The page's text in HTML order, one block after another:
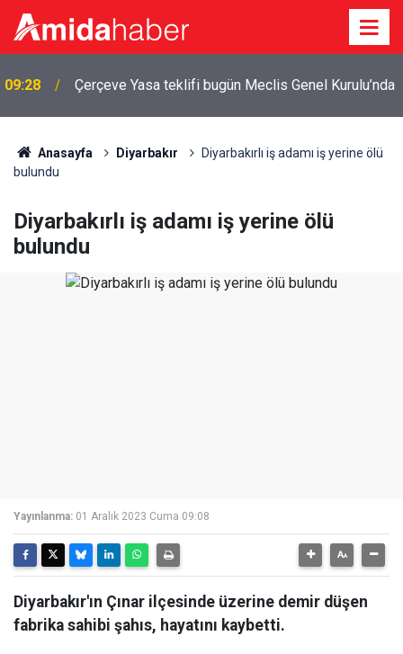
00:03 Diyarbakır’da anız yangınlarında düşüş: Risk sürüyor
Anasayfa Diyarbakır
Diyarbakırlı iş adamı iş yerine ölü
bulundu
Diyarbakırlı iş adamı iş yerine ölü
bulundu
Yayınlanma: 01 Aralık 2023 Cuma 09:08
Diyarbakır'ın Çınar ilçesinde üzerine demir düşen
fabrika sahibi şahıs, hayatını kaybetti.